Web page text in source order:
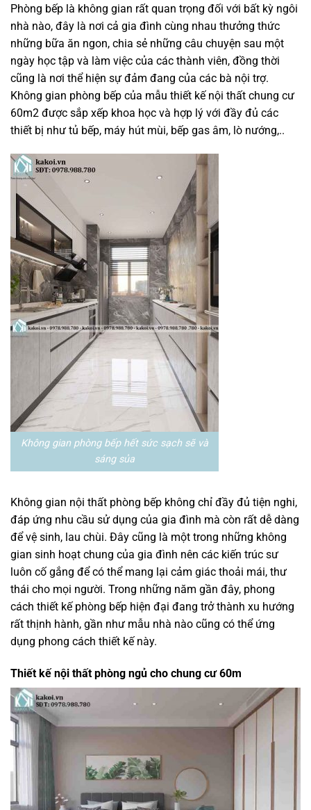
Phòng bếp là không gian rất quan trọng đối với bất kỳ ngôi
nhà nào, đây là nơi cả gia đình cùng nhau thưởng thức
những bữa ăn ngon, chia sẻ những câu chuyện sau một
ngày học tập và làm việc của các thành viên, đồng thời
cũng là nơi thể hiện sự đảm đang của các bà nội trợ.
Không gian phòng bếp của mẫu thiết kế nội thất chung cư
60m2 được sắp xếp khoa học và hợp lý với đầy đủ các
thiết bị như tủ bếp, máy hút mùi, bếp gas âm, lò nướng,..
Không gian phòng bếp hết sức sạch sẽ và
sáng sủa
Không gian nội thất phòng bếp không chỉ đầy đủ tiện nghi,
đáp ứng nhu cầu sử dụng của gia đình mà còn rất dễ dàng
để vệ sinh, lau chùi. Đây cũng là một trong những không
gian sinh hoạt chung của gia đình nên các kiến trúc sư
luôn cố gắng để có thể mang lại cảm giác thoải mái, thư
thái cho mọi người. Trong những năm gần đây, phong
cách thiết kế phòng bếp hiện đại đang trở thành xu hướng
rất thịnh hành, gần như mẫu nhà nào cũng có thể ứng
dụng phong cách thiết kế này.
Thiết kế nội thất phòng ngủ cho chung cư 60m